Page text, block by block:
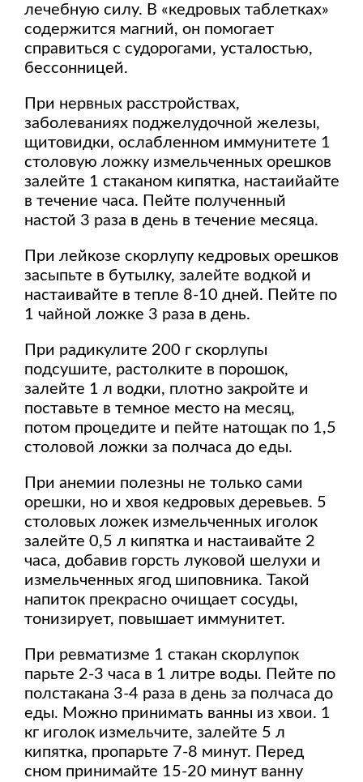
лечебную силу. В «кедровых таблетках»
содержится магний, он помогает
справиться с судорогами, усталостью,
бессонницей.
При нервных расстройствах,
заболеваниях поджелудочной железы,
щитовидки, ослабленном иммунитете 1
столовую ложку измельченных орешков
залейте 1 стаканом кипятка, настаийайте
в течение часа. Пейте полученный
настой 3 раза в день в течение месяца.
При лейкозе скорлупу кедровых орешков
засыпьте в бутылку, залейте водкой и
настаивайте в тепле 8-10 дней. Пейте по
1 чайной ложке 3 раза в день.
При радикулите 200 г скорлупы
подсушите, растолките в порошок,
залейте 1 л водки, плотно закройте и
поставьте в темное место на месяц,
потом процедите и пейте натощак по 1,5
столовой ложки за полчаса до еды.
При анемии полезны не только сами
орешки, но и хвоя кедровых деревьев. 5
столовых ложек измельченных иголок
залейте 0,5 л кипятка и настаивайте 2
часа, добавив горсть луковой шелухи и
измельченных ягод шиповника. Такой
напиток прекрасно очищает сосуды,
тонизирует, повышает иммунитет.
При ревматизме 1 стакан скорлупок
парьте 2-3 часа в 1 литре воды. Пейте по
полстакана 3-4 раза в день за полчаса до
еды. Можно принимать ванны из хвои. 1
кг иголок измельчите, залейте 5 л
кипятка, пропарьте 7-8 минут. Перед
сном принимайте 15-20 минут ванну